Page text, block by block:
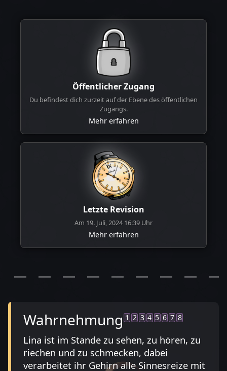
Öffentlicher Zugang
Du befindest dich zurzeit auf der Ebene des öffentlichen
Zugangs.
Mehr erfahren
Letzte Revision
Am 19. Juli, 2024 16:39 Uhr
Mehr erfahren
Wahrnehmung 1 2 3 4 5 6 7 8
Lina ist im Stande zu sehen, zu hören, zu
riechen und zu schmecken, dabei
verarbeitet ihr Gehirn alle Sinnesreize mit